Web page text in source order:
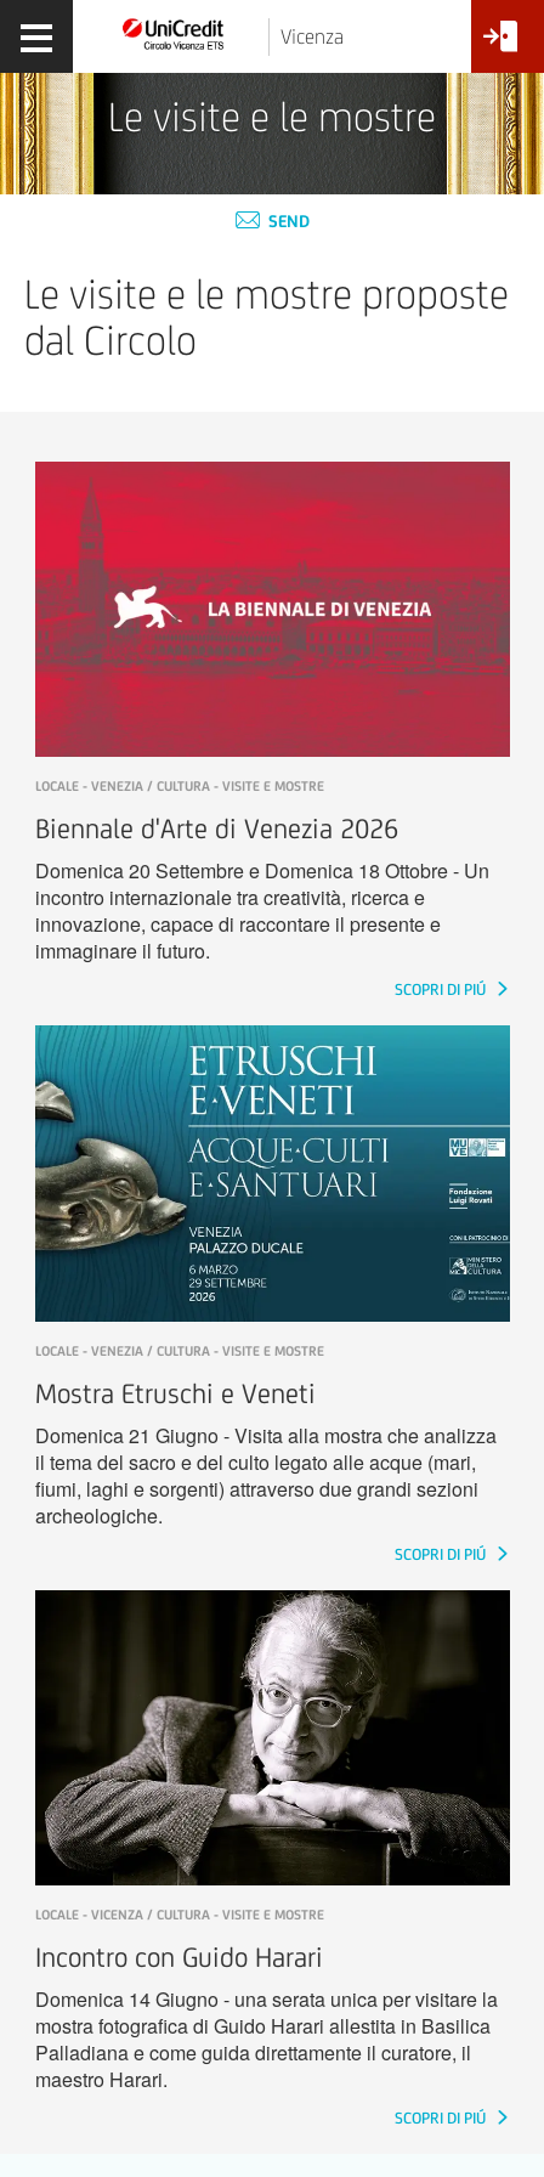
Vicenza
Le visite e le mostre
SEND
Le visite e le mostre proposte
dal Circolo
LOCALE - VENEZIA / CULTURA - VISITE E MOSTRE
Biennale d'Arte di Venezia 2026
Domenica 20 Settembre e Domenica 18 Ottobre - Un
incontro internazionale tra creatività, ricerca e
innovazione, capace di raccontare il presente e
immaginare il futuro.
SCOPRI DI PIÚ
LOCALE - VENEZIA / CULTURA - VISITE E MOSTRE
Mostra Etruschi e Veneti
Domenica 21 Giugno - Visita alla mostra che analizza
il tema del sacro e del culto legato alle acque (mari,
fiumi, laghi e sorgenti) attraverso due grandi sezioni
archeologiche.
SCOPRI DI PIÚ
LOCALE - VICENZA / CULTURA - VISITE E MOSTRE
Incontro con Guido Harari
Domenica 14 Giugno - una serata unica per visitare la
mostra fotografica di Guido Harari allestita in Basilica
Palladiana e come guida direttamente il curatore, il
maestro Harari.
SCOPRI DI PIÚ